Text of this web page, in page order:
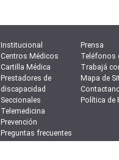
Institucional
Centros Médicos
Cartilla Médica
Prestadores de
discapacidad
Seccionales
Telemedicina
Prevención
Preguntas frecuentes
Prensa
Teléfonos
Trabajá
Mapa de
Política de